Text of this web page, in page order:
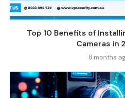
Top 10 Benefits of
Cameras in
8 months